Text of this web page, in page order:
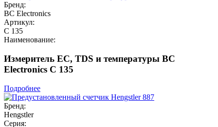
Бренд:
BC Electronics
Артикул:
C 135
Наименование:
Измеритель EC, TDS и температуры BC
Electronics C 135
Подробнее
Бренд:
Hengstler
Серия: